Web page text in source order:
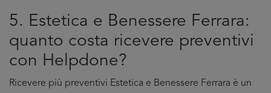
5. Estetica e Benessere Ferrara:
quanto costa ricevere preventivi
con Helpdone?
Ricevere più preventivi Estetica e Benessere Ferrara è un